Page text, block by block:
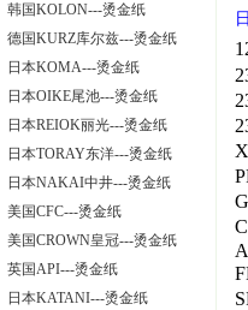
韩国KOLON---烫金纸
德国KURZ库尔兹---烫金纸
日本KOMA---烫金纸
日本OIKE尾池---烫金纸
日本REIOK丽光---烫金纸
日本TORAY东洋---烫金纸
日本NAKAI中井---烫金纸
美国CFC---烫金纸
美国CROWN皇冠---烫金纸
英国API---烫金纸
日本KATANI---烫金纸